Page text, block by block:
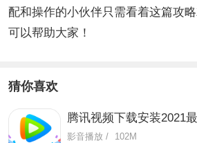
配和操作的小伙伴只需看着这篇攻
可以帮助大家！
猜你喜欢
腾讯视频下载安装2021
影音播放 /
102M